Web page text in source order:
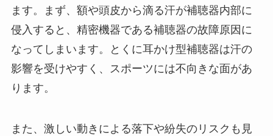
ます。まず、額や頭皮から滴る汗が補聴器内部に
侵入すると、精密機器である補聴器の故障原因に
なってしまいます。とくに耳かけ型補聴器は汗の
影響を受けやすく、スポーツには不向きな面があ
ります。
また、激しい動きによる落下や紛失のリスクも見